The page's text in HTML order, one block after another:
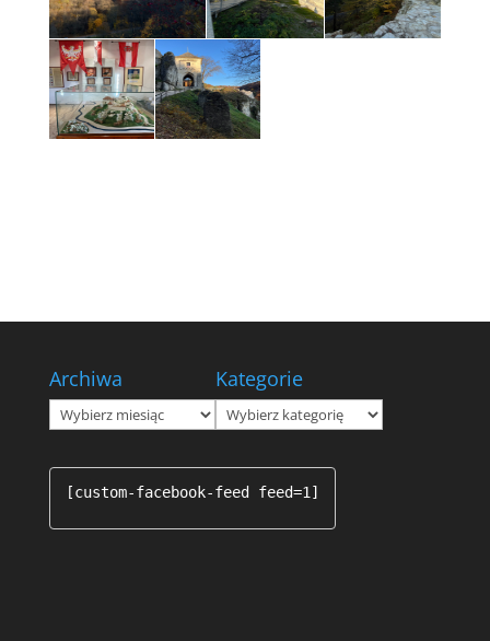
Archiwa
Archiwa
Kategorie
Kategorie
[custom-facebook-feed feed=1]